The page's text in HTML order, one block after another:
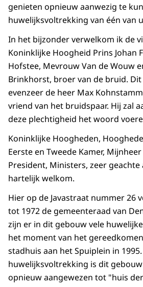
genieten opnieuw aanwezig te
huwelijksvoltrekking van één van
In het bijzonder verwelkom ik de
Koninklijke Hoogheid Prins Johan
Hofstee, Mevrouw Van de Wouw
Brinkhorst, broer van de bruid.
evenzeer de heer Max
vriend van het bruidspaar. Hij zal
deze plechtigheid het woord
Koninklijke Hoogheden,
Eerste en Tweede Kamer,
President, Ministers, zeer geachte
hartelijk welkom.
Hier op de Javastraat nummer 26
tot 1972 de gemeenteraad van
zijn er in dit gebouw vele
het moment van het
stadhuis aan het Spuiplein in
huwelijksvoltrekking is dit
opnieuw aangewezen tot "huis